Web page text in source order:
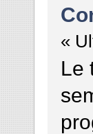
«
Le